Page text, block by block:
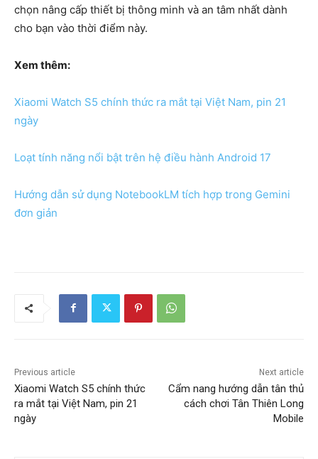
chọn nâng cấp thiết bị thông minh và an tâm nhất dành
cho bạn vào thời điểm này.
Xem thêm:
Xiaomi Watch S5 chính thức ra mắt tại Việt Nam, pin 21
ngày
Loạt tính năng nổi bật trên hệ điều hành Android 17
Hướng dẫn sử dụng NotebookLM tích hợp trong Gemini
đơn giản
Previous article
Xiaomi Watch S5 chính thức
ra mắt tại Việt Nam, pin 21
ngày
Next article
Cẩm nang hướng dẫn tân thủ
cách chơi Tân Thiên Long
Mobile